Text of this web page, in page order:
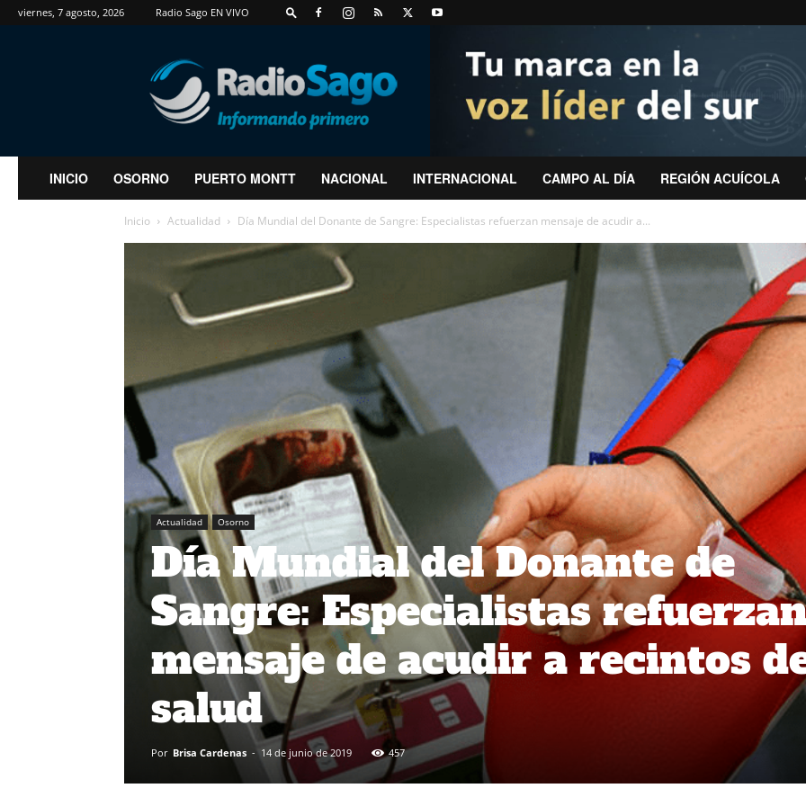
viernes, 7 agosto, 2026 Radio Sago EN VIVO
RadioSago
INICIO OSORNO PUERTO MONTT NACIONAL INTERNACIONAL CAMPO AL DÍA REGIÓN ACUÍCOLA
Inicio Actualidad Día Mundial del Donante de Sangre: Especialistas refuerzan mensaje de acudir a...
Actualidad Osorno
Día Mundial del Donante de
Sangre: Especialistas
mensaje de acudir a recintos
salud
Por Brisa Cardenas - 14 de junio de 2019 457